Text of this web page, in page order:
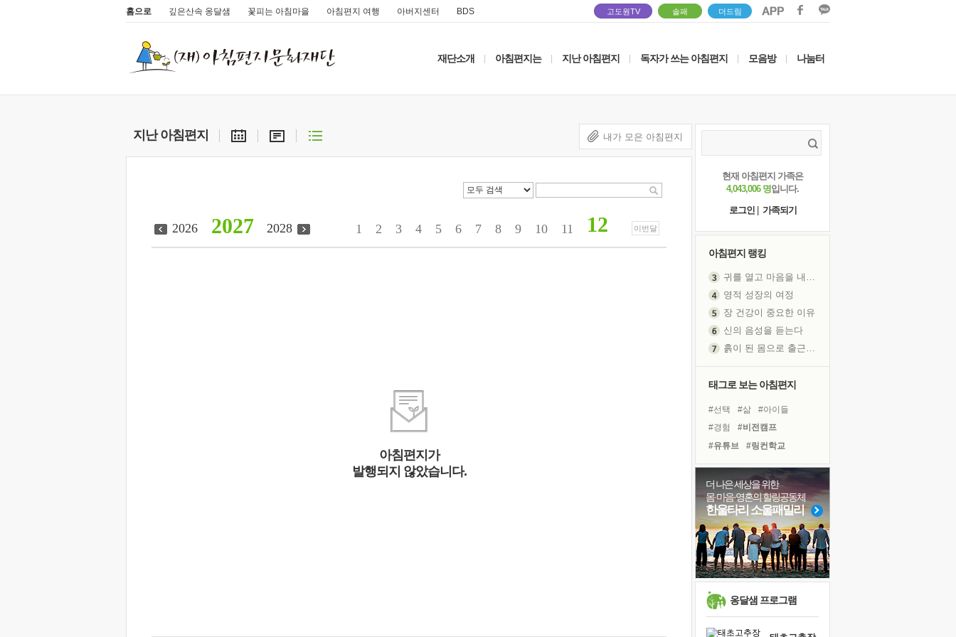
홈으로 깊은산속 옹달샘 꽃피는 아침마을 아침편지 여행 아버지센터 BDS 고도원TV 솔패 더드림
재단소개 아침편지는 지난 아침편지 독자가 쓰는 아침편지 모음방 나눔터
지난 아침편지 내가 모은 아침편지
2027
2026 2028 1 2 3 4 5 6 7 8 9 10 11 12 이번달
아침편지가
발행되지 않았습니다.
현재 아침편지 가족은
4,043,006 명입니다.
로그인
가족되기
아침편지 랭킹
귀를 열고 마음을 내어주고
영적 성장의 여정
장 건강이 중요한 이유
신의 음성을 듣는다
흙이 된 몸으로 출근하는 여자
졸업식 사진을 보며
아픈 아버지를 위한 공간 설계
극심한 변비, 어깨결림, 수면 장애
보고 싶은 어머니
유년 시절의 부산 영도 바다
못된 꼰대들
거울 속의 나
희망이란
'모른다'는 것
태그로 보는 아침편지
#선택 #삶
#아이들
#경험
#비전캠프
#유튜브
#링컨학교
#건강
#명상
#도움
#다짐
#면역력
#독서캠프
#바이러스
#위기
#사람
#극복
#희망
#계획
#독서
#리더
더 나은 세상을 위한
몸·마음·영혼의 힐링공동체
한울타리 소울패밀리
옹달샘 프로그램